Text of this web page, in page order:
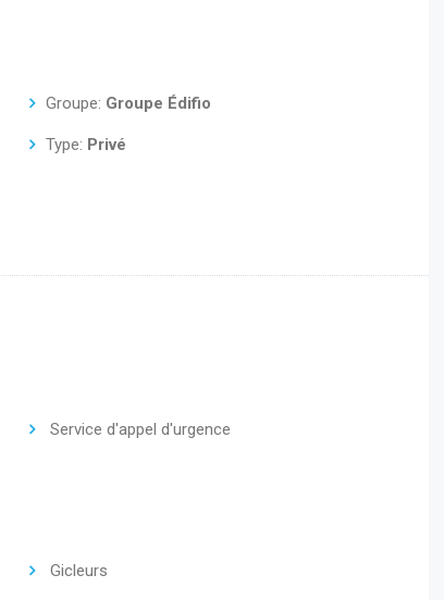
Groupe: Groupe Édifio
Type: Privé
Service d'appel d'urgence
Gicleurs